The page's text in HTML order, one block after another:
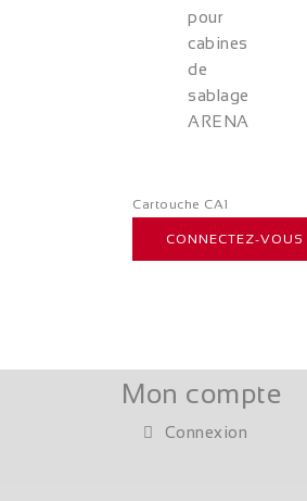
Cartouche CA1
CONNECTEZ-
Mon compte
Connexion